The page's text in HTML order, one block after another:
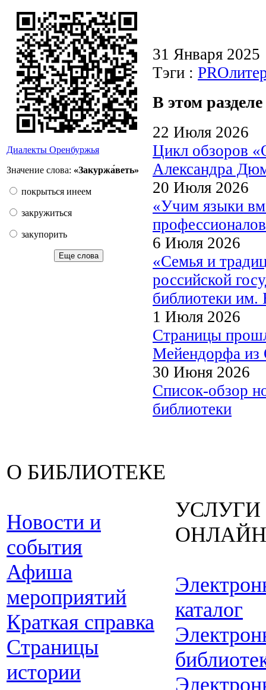
Диалекты Оренбуржья
Значение слова: «Закуржа́веть»
покрыться инеем
закружиться
закупорить
Еще слова
31 Января
Тэги :
В этом разделе
22 Июля 2026
Цикл обзоров
Александра
20 Июля 2026
«Учим языки
6 Июля 2026
«Семья и
российской
библиотеки
1 Июля 2026
Страницы
Мейендорфа из
30 Июня 2026
Список-обзор
библиотеки
О БИБЛИОТЕКЕ
Новости и
события
Афиша
мероприятий
Краткая справка
Страницы
истории
УСЛУГИ
ОНЛАЙН
каталог